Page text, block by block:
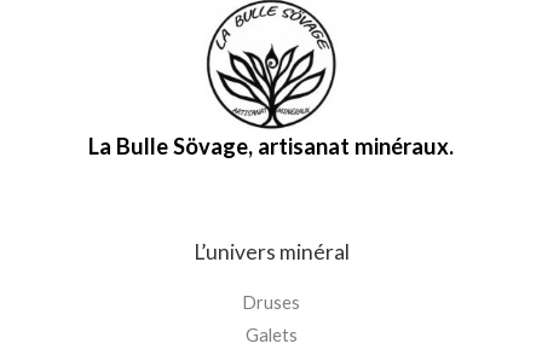
La Bulle Sövage, artisanat minéraux.
L’univers minéral
Druses
Galets